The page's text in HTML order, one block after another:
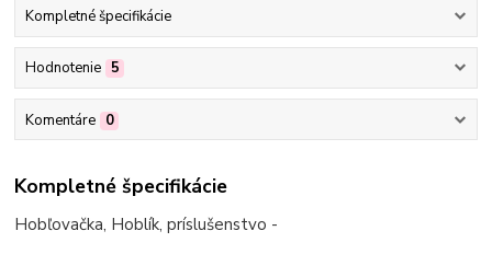
Kompletné špecifikácie
Hodnotenie 5
Komentáre 0
Kompletné špecifikácie
Hobľovačka, Hoblík, príslušenstvo -